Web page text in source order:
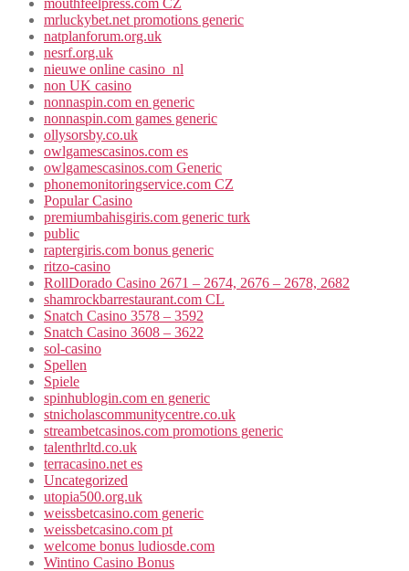
mrluckybet.net promotions generic
natplanforum.org.uk
nesrf.org.uk
nieuwe online casino_nl
non UK casino
nonnaspin.com en generic
nonnaspin.com games generic
ollysorsby.co.uk
owlgamescasinos.com es
owlgamescasinos.com Generic
phonemonitoringservice.com CZ
Popular Casino
premiumbahisgiris.com generic turk
public
raptergiris.com bonus generic
ritzo-casino
RollDorado Casino 2671 – 2674, 2676 – 2678, 2682
shamrockbarrestaurant.com CL
Snatch Casino 3578 – 3592
Snatch Casino 3608 – 3622
sol-casino
Spellen
Spiele
spinhublogin.com en generic
stnicholascommunitycentre.co.uk
streambetcasinos.com promotions generic
talenthrltd.co.uk
terracasino.net es
Uncategorized
utopia500.org.uk
weissbetcasino.com generic
weissbetcasino.com pt
welcome bonus ludiosde.com
Wintino Casino Bonus